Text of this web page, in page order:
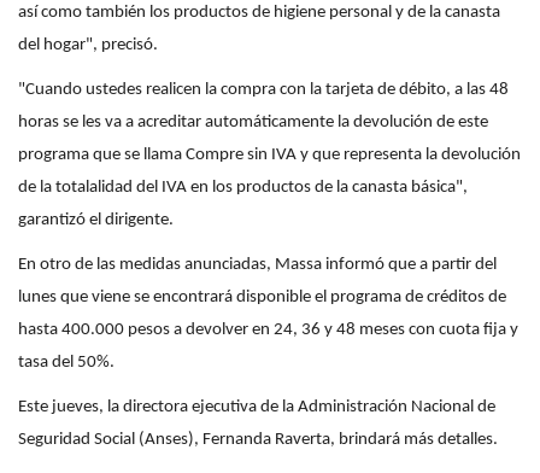
así como también los productos de higiene personal y de la canasta
del hogar", precisó.
"Cuando ustedes realicen la compra con la tarjeta de débito, a las 48
horas se les va a acreditar automáticamente la devolución de este
programa que se llama Compre sin IVA y que representa la devolución
de la totalalidad del IVA en los productos de la canasta básica",
garantizó el dirigente.
En otro de las medidas anunciadas, Massa informó que a partir del
lunes que viene se encontrará disponible el programa de créditos de
hasta 400.000 pesos a devolver en 24, 36 y 48 meses con cuota fija y
tasa del 50%.
Este jueves, la directora ejecutiva de la Administración Nacional de
Seguridad Social (Anses), Fernanda Raverta, brindará más detalles.